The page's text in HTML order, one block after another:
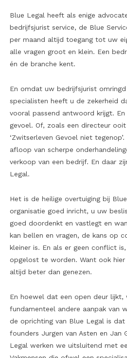
Blue Legal heeft als enige
bedrijfsjurist service, de Blue
per maand altijd toegang tot uw
alle vragen groot en klein. Een
én de branche kent.
En omdat uw bedrijfsjurist
specialisten heeft u de zekerheid
vooral passend antwoord krijgt.
gevoel. Of, zoals een directeur ooit
‘Zwitserleven Gevoel niet
afloop van scherpe
verkoop van een bedrijf. En daar
Legal.
Het is de heilige overtuiging bij
organisatie goed inricht, u uw
goed doordenkt en vastlegt en
kan bellen en vragen, de kans op
kleiner is. En als er geen conflict
opgelost te worden. Want ook
altijd beter dan genezen.
En hoewel dat een open deur lijkt,
fundamenteel andere aanpak van
de oprichting van Blue Legal is
founders Jurgen van Asten en Jan
Legal werken we uitsluitend met